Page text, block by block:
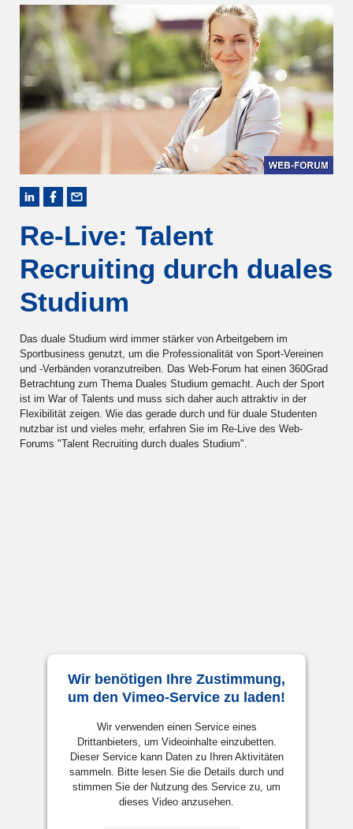
Re-Live: Talent
Recruiting durch duales
Studium
Das duale Studium wird immer stärker von Arbeitgebern im
Sportbusiness genutzt, um die Professionalität von Sport-Vereinen
und -Verbänden voranzutreiben. Das Web-Forum hat einen 360Grad
Betrachtung zum Thema Duales Studium gemacht. Auch der Sport
ist im War of Talents und muss sich daher auch attraktiv in der
Flexibilität zeigen. Wie das gerade durch und für duale Studenten
nutzbar ist und vieles mehr, erfahren Sie im Re-Live des Web-
Forums "Talent Recruiting durch duales Studium".
Wir benötigen Ihre Zustimmung,
um den Vimeo-Service zu laden!
Wir verwenden einen Service eines
Drittanbieters, um Videoinhalte einzubetten.
Dieser Service kann Daten zu Ihren Aktivitäten
sammeln. Bitte lesen Sie die Details durch und
stimmen Sie der Nutzung des Service zu, um
dieses Video anzusehen.